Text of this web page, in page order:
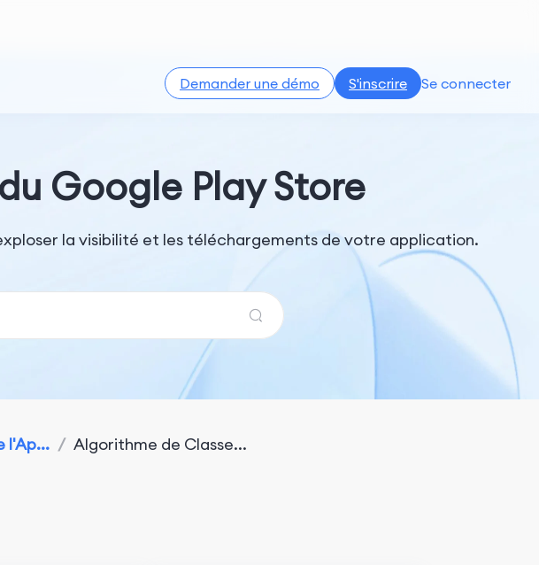
Demander une démo S'inscrire Se connecter
Google Play Store
la visibilité et les téléchargements de votre application.
l'Ap... / Algorithme de Classe...